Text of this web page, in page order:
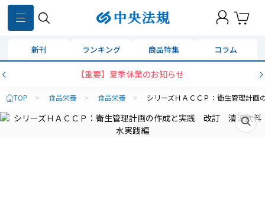
新刊 ランキング 商品特集 コラム
【重要】夏季休業のお知らせ
TOP > 食品栄養 > 食品栄養 > シリーズＨＡＣＣＰ：衛生管理計